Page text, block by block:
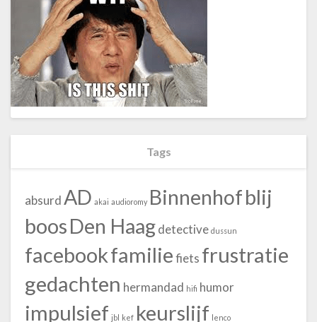
Tags
absurdAD akai audioromy Binnenhofblij
boosDen Haagdetective dussun
facebookfamiliefiets frustratie
gedachten hermandad hifi humor
impulsief jbl kef keurslijf lenco